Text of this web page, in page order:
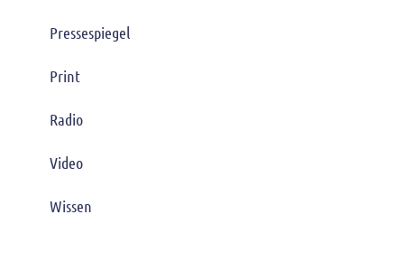
Pressespiegel
Print
Radio
Video
Wissen